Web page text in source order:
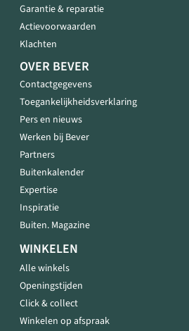
Garantie & reparatie
Actievoorwaarden
Klachten
OVER BEVER
Contactgegevens
Toegankelijkheidsverklaring
Pers en nieuws
Werken bij Bever
Partners
Buitenkalender
Expertise
Inspiratie
Buiten. Magazine
WINKELEN
Alle winkels
Openingstijden
Click & collect
Winkelen op afspraak